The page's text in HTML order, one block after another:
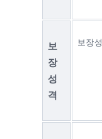
보
장
성
격
보장성